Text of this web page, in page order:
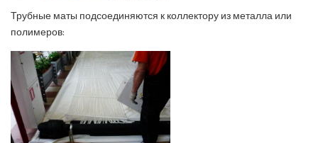
Трубные маты подсоединяются к коллектору из металла или
полимеров: